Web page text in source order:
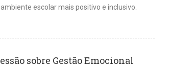
escolar mais positivo e inclusivo.
sobre Gestão Emocional